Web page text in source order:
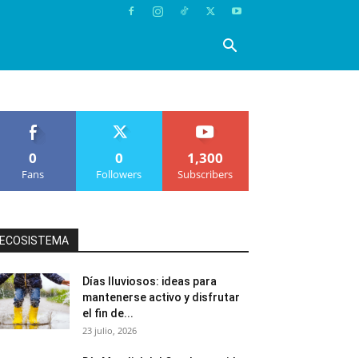
0
Fans
0
Followers
1,300
Subscribers
ECOSISTEMA
Días lluviosos: ideas para
mantenerse activo y disfrutar
el fin de...
23 julio, 2026